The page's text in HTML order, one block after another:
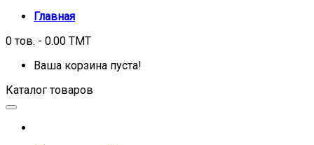
Главная
0 тов. - 0.00 TMT
Ваша корзина пуста!
Каталог товаров